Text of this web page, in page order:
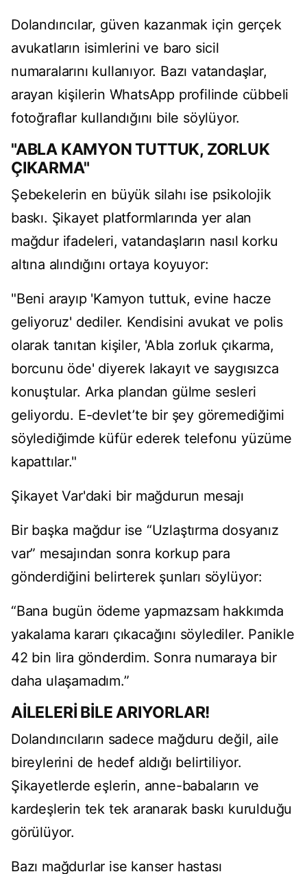
Dolandırıcılar, güven kazanmak için gerçek
avukatların isimlerini ve baro sicil
numaralarını kullanıyor. Bazı vatandaşlar,
arayan kişilerin WhatsApp profilinde cübbeli
fotoğraflar kullandığını bile söylüyor.
"ABLA KAMYON TUTTUK, ZORLUK
ÇIKARMA"
Şebekelerin en büyük silahı ise psikolojik
baskı. Şikayet platformlarında yer alan
mağdur ifadeleri, vatandaşların nasıl korku
altına alındığını ortaya koyuyor:
"Beni arayıp 'Kamyon tuttuk, evine hacze
geliyoruz' dediler. Kendisini avukat ve polis
olarak tanıtan kişiler, 'Abla zorluk çıkarma,
borcunu öde' diyerek lakayıt ve saygısızca
konuştular. Arka plandan gülme sesleri
geliyordu. E-devlet’te bir şey göremediğimi
söylediğimde küfür ederek telefonu yüzüme
kapattılar."
Şikayet Var'daki bir mağdurun mesajı
Bir başka mağdur ise “Uzlaştırma dosyanız
var” mesajından sonra korkup para
gönderdiğini belirterek şunları söylüyor:
“Bana bugün ödeme yapmazsam hakkımda
yakalama kararı çıkacağını söylediler. Panikle
42 bin lira gönderdim. Sonra numaraya bir
daha ulaşamadım.”
AİLELERİ BİLE ARIYORLAR!
Dolandırıcıların sadece mağduru değil, aile
bireylerini de hedef aldığı belirtiliyor.
Şikayetlerde eşlerin, anne-babaların ve
kardeşlerin tek tek aranarak baskı kurulduğu
görülüyor.
Bazı mağdurlar ise kanser hastası